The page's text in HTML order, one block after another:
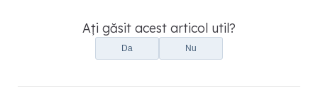
Ați găsit acest articol util?
Da Nu